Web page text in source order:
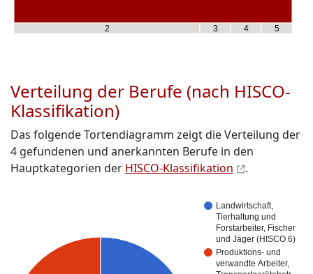
2 3 4 5
Verteilung der Berufe (nach HISCO-
Klassifikation)
Das folgende Tortendiagramm zeigt die Verteilung der
4 gefundenen und anerkannten Berufe in den
Hauptkategorien der HISCO-Klassifikation .
Landwirtschaft,
Tierhaltung und
Forstarbeiter, Fischer
und Jäger (HISCO 6)
Produktions- und
verwandte Arbeiter,